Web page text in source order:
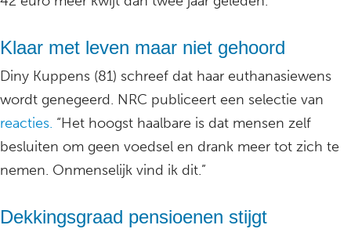
Klaar met leven maar niet gehoord
Diny Kuppens (81) schreef dat haar euthanasiewens
wordt genegeerd. NRC publiceert een selectie van
reacties. “Het hoogst haalbare is dat mensen zelf
besluiten om geen voedsel en drank meer tot zich te
nemen. Onmenselijk vind ik dit.”
Dekkingsgraad pensioenen stijgt